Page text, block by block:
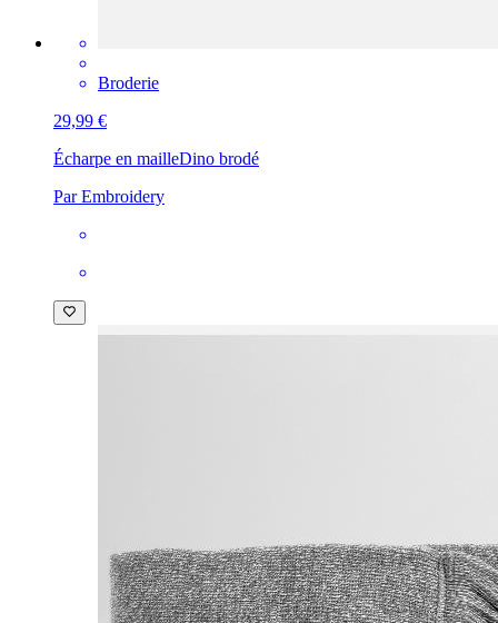
Broderie
29,99 €
Écharpe en mailleDino brodé
Par Embroidery